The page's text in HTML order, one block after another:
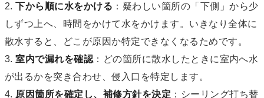
2.下から順に水をかける ：疑わしい箇所の「下側」から少
しずつ上へ、時間をかけて水をかけます。いきなり全体に
散水すると、どこが原因か特定できなくなるためです。
3.室内で漏れを確認 ：どの箇所に散水したときに室内へ水
が出るかを突き合わせ、侵入口を特定します。
4. 原因箇所を確定し、補修方針を決定 ：シーリング打ち替